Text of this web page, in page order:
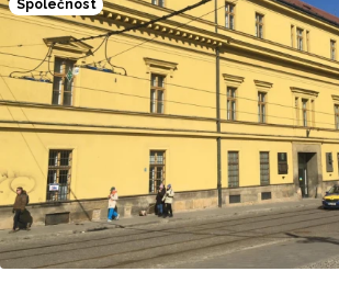
milionu korun developerská společnost
podmínek aukce může univerzita do 14.
vítěznou cenovou nabídku Redstone a
nemovitost od státu přednostně získat.
památkově chráněnou budovu prodat
Poprvé byla aukční cena stanovena na
poté ji ÚZSVM snižoval až na 89 milionů
dražby.
Společnost